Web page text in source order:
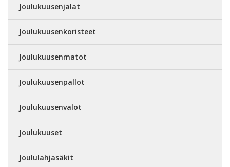
Joulukuusenjalat
Joulukuusenkoristeet
Joulukuusenmatot
Joulukuusenpallot
Joulukuusenvalot
Joulukuuset
Joululahjasäkit